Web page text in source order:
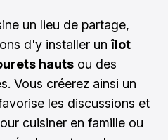
un lieu de partage,
d'y installer unîlot
hauts ou des
Vous créerez ainsi un
les discussions et
cuisiner en famille ou